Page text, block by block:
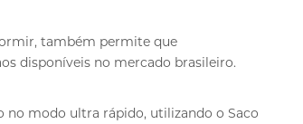
também permite que
disponíveis no mercado brasileiro.
no modo ultra rápido, utilizando o Saco